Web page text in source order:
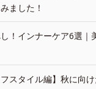
ました！
！インナーケア6選｜
スタイル編】秋に向